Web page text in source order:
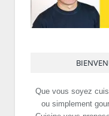
Que vous soyez
ou simplement